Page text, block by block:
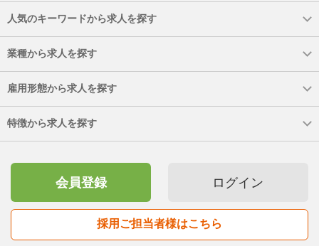
人気のキーワードから求人を探す
業種から求人を探す
雇用形態から求人を探す
特徴から求人を探す
会員登録 ログイン
採用ご担当者様はこちら